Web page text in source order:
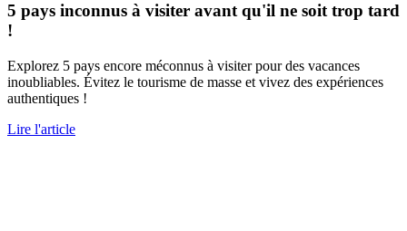
5 pays inconnus à visiter avant qu'il ne soit trop tard
!
Explorez 5 pays encore méconnus à visiter pour des vacances
inoubliables. Évitez le tourisme de masse et vivez des expériences
authentiques !
Lire l'article